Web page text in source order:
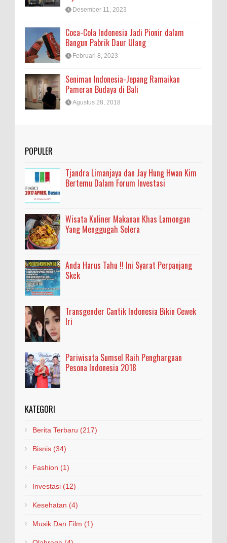
Desember 11, 2023
Coca-Cola Indonesia Jadi Pionir dalam
Bangun Pabrik Daur Ulang
Februari 8, 2023
Seniman Indonesia-Jepang Ramaikan
Pameran Budaya di Bali
Agustus 28, 2018
POPULER
Tjandra Limanjaya dan Jay Hung Hwan Kim
Bertemu Dalam Forum Investasi
Wisata Kuliner Makanan Khas Lamongan
Yang Menggugah Selera
Anda Harus Tahu !! Ini Syarat Perpanjang
Skck
Transgender Cantik Indonesia Bikin Cewek
Iri
Pariwisata Sumsel Raih Penghargaan
Pesona Indonesia 2018
KATEGORI
Berita Terbaru (217)
Bisnis (34)
Fashion (1)
Investasi (12)
Kesehatan (4)
Musik Dan Film (1)